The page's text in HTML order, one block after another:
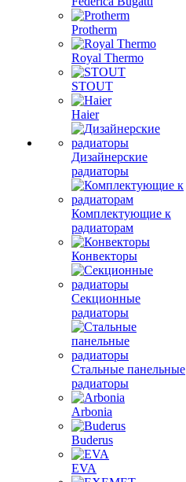
Protherm
Royal Thermo
STOUT
Haier
Дизайнерские
радиаторы
Комплектующие к
радиаторам
Конвекторы
Секционные
радиаторы
Стальные панельные
радиаторы
Arbonia
Buderus
EVA